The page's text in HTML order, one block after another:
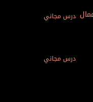
درس مجاني
درس مجاني